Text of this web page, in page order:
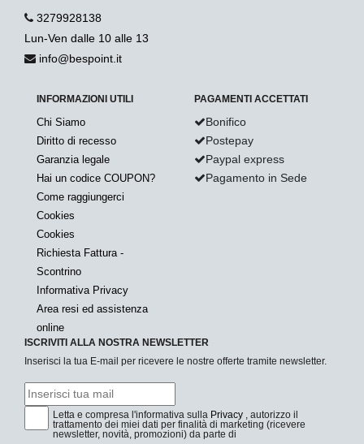
3279928138
Lun-Ven dalle 10 alle 13
info@bespoint.it
INFORMAZIONI UTILI
Chi Siamo
Diritto di recesso
Garanzia legale
Hai un codice COUPON?
Come raggiungerci
Cookies
Cookies
Richiesta Fattura -
Scontrino
Informativa Privacy
Area resi ed assistenza
online
PAGAMENTI ACCETTATI
Bonifico
Postepay
Paypal express
Pagamento in Sede
ISCRIVITI ALLA NOSTRA NEWSLETTER
Inserisci la tua E-mail per ricevere le nostre offerte tramite newsletter.
Letta e compresa l'informativa sulla Privacy , autorizzo il
trattamento dei miei dati per finalità di marketing (ricevere
newsletter, novità, promozioni) da parte di